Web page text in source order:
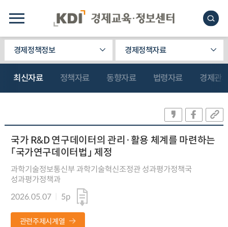
경제정책정보 경제정책자료
최신자료 정책자료 동향자료 법령자료 경제관
국가 R&D 연구데이터의 관리·활용 체계를 마련하는
「국가연구데이터법」 제정
과학기술정보통신부 과학기술혁신조정관 성과평가정책국
성과평가정책과
2026.05.07
5p
관련주제시계열